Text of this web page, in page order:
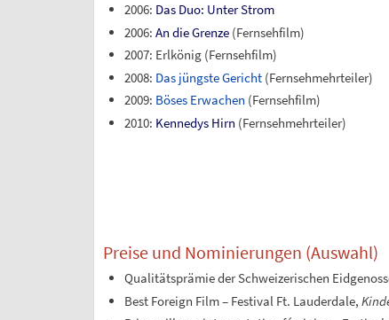
2006: Das Duo: Unter Strom
2006:An die Grenze (Fernsehfilm)
2007: Erlkönig (Fernsehfilm)
2008: Das jüngste Gericht (Fernsehmehrteiler)
2009: Böses Erwachen (Fernsehfilm)
2010: Kennedys Hirn (Fernsehmehrteiler)
Preise und Nominierungen (Auswahl)
Qualitätsprämie der Schweizerischen
Best Foreign Film – Festival Ft. Lauderdale,